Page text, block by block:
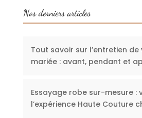
Nos derniers articles
Tout savoir sur l’entretien
mariée : avant, pendant et
Essayage robe sur-mesure :
l’expérience Haute Couture